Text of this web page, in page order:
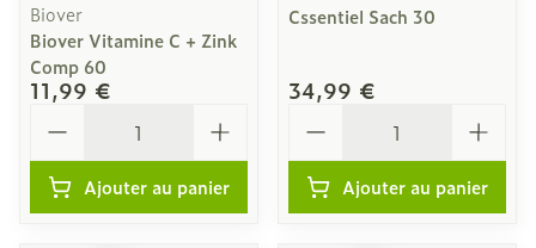
Biover
Biover Vitamine C + Zink
Comp 60
11,99 €
Ajouter au panier
Cssentiel Sach 30
34,99 €
Ajouter au panier